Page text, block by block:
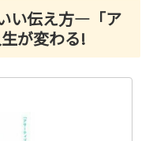
い伝え方―「ア
が変わる!